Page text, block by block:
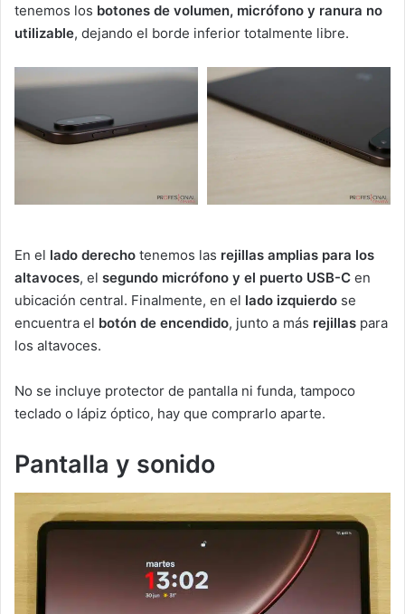
tenemos los botones de volumen, micrófono y ranura no
utilizable, dejando el borde inferior totalmente libre.
En el lado derecho tenemos las rejillas amplias para los
altavoces, el segundo micrófono y el puerto USB-C en
ubicación central. Finalmente, en el lado izquierdo se
encuentra el botón de encendido, junto a más rejillas para
los altavoces.
No se incluye protector de pantalla ni funda, tampoco
teclado o lápiz óptico, hay que comprarlo aparte.
Pantalla y sonido